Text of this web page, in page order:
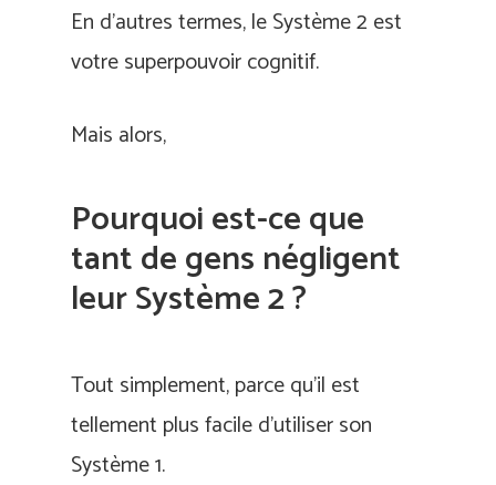
En d’autres termes, le Système 2 est
votre superpouvoir cognitif.
Mais alors,
Pourquoi est-ce que
tant de gens négligent
leur Système 2 ?
Tout simplement, parce qu’il est
tellement plus facile d’utiliser son
Système 1.